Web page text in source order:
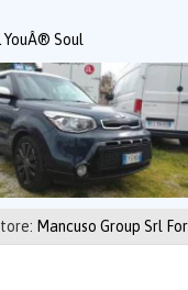
YouÂ® Soul
Mancuso Group Srl